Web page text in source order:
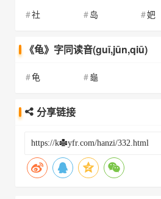
社
岛 妑
《龟》字同读音(guī,jūn,qiū)
龟 龜
分享链接